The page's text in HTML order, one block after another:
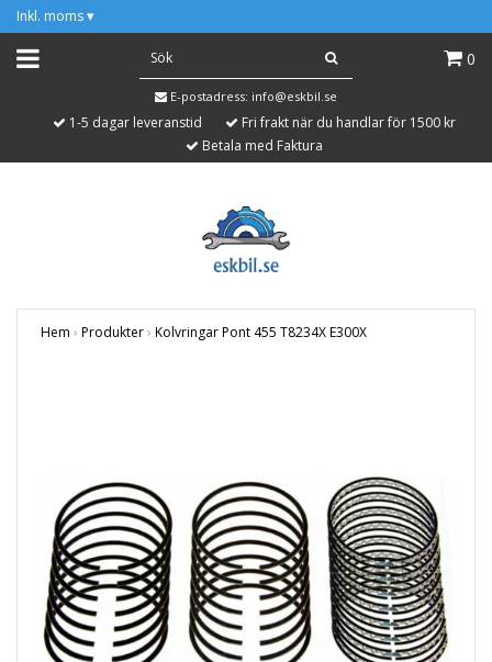
Inkl. moms ▾
0
E-postadress: info@eskbil.se
1-5 dagar leveranstid
Fri frakt när du handlar för 1500 kr
Betala med Faktura
Hem › Produkter› Kolvringar Pont 455 T8234X E300X